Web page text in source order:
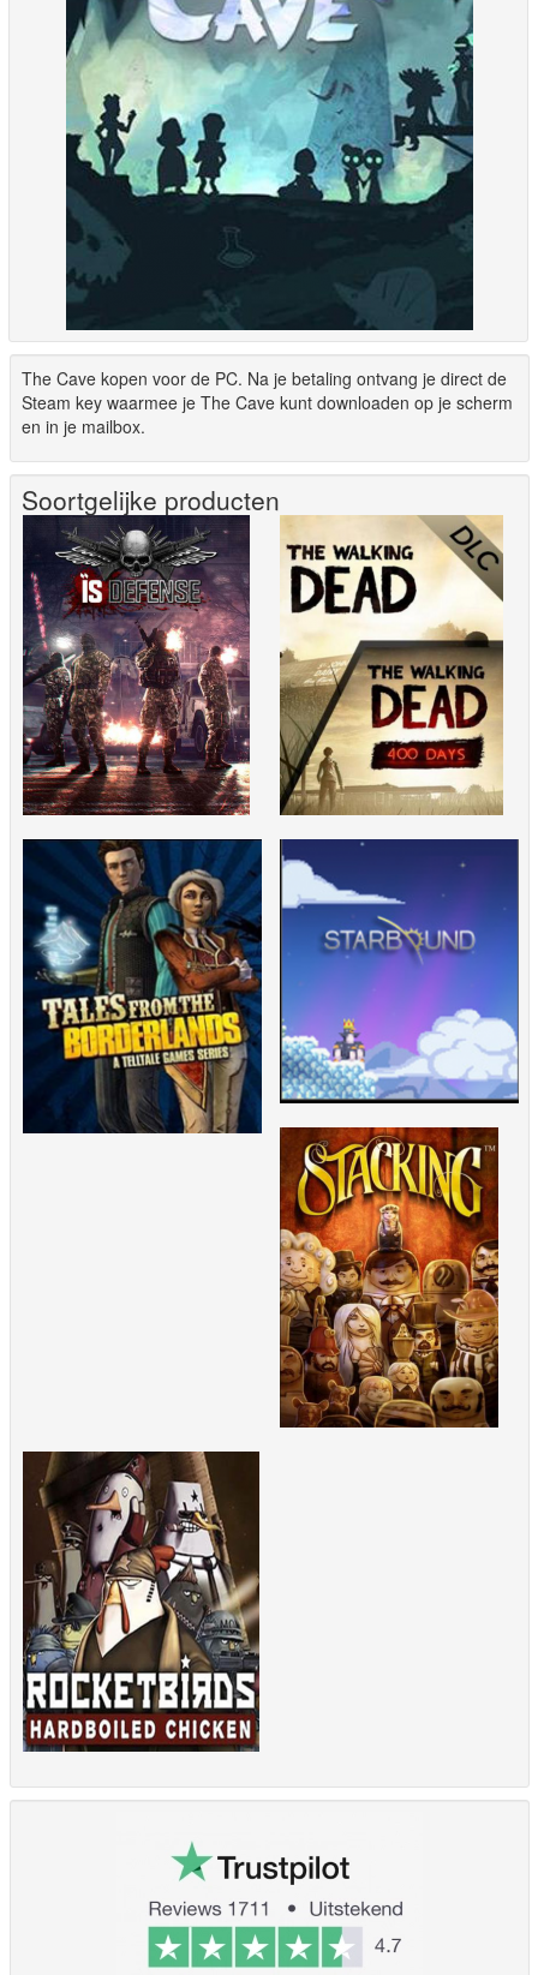
The Cave kopen voor de PC. Na je betaling ontvang je direct de
Steam key waarmee je The Cave kunt downloaden op je scherm
en in je mailbox.
Soortgelijke producten